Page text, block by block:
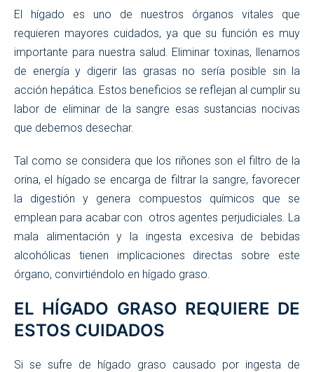
El hígado es uno de nuestros órganos vitales que
requieren mayores cuidados, ya que su función es muy
importante para nuestra salud. Eliminar toxinas, llenarnos
de energía y digerir las grasas no sería posible sin la
acción hepática. Estos beneficios se reflejan al cumplir su
labor de eliminar de la sangre esas sustancias nocivas
que debemos desechar.
Tal como se considera que los riñones son el filtro de la
orina, el hígado se encarga de filtrar la sangre, favorecer
la digestión y genera compuestos químicos que se
emplean para acabar con otros agentes perjudiciales. La
mala alimentación y la ingesta excesiva de bebidas
alcohólicas tienen implicaciones directas sobre este
órgano, convirtiéndolo en hígado graso.
EL HÍGADO GRASO REQUIERE DE
ESTOS CUIDADOS
Si se sufre de hígado graso causado por ingesta de